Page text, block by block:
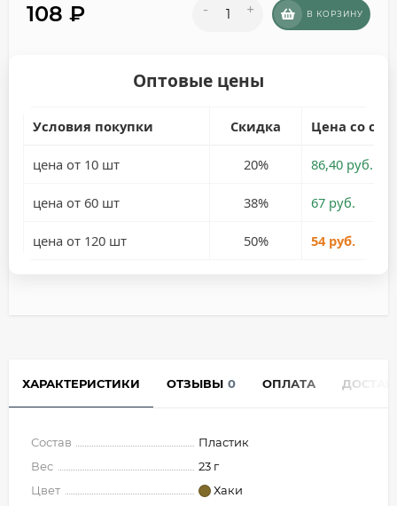
108 ₽ - + В КОРЗИНУ
Оптовые цены
Условия покупки Скидка Цена со
цена от 10 шт 20% 86,40 руб.
цена от 60 шт 38% 67 руб.
цена от 120 шт 50% 54 руб.
ХАРАКТЕРИСТИКИ ОТЗЫВЫ 0 ОПЛАТА
Состав
Пластик
Вес
23 г
Цвет
Хаки